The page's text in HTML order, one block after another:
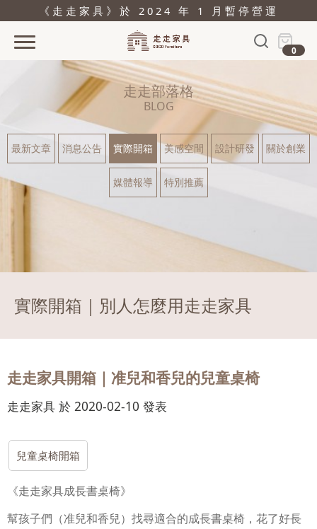
《走走家具》於 2024 年 1 月暫停營運
0
產品
關於
據點
結帳
會員登入
走走部落格
BLOG
最新文章 消息公告 實際開箱 美感空間 設計研發 關於創業
媒體報導 特別推薦
實際開箱｜別人怎麼用走走家具
走走家具開箱｜准兒和香兒的兒童桌椅
走走家具 於 2020-02-10 發表
兒童桌椅開箱
《走走家具成長書桌椅》
幫孩子們 （准兒和香兒） 找尋適合的成長書桌椅，花了好長